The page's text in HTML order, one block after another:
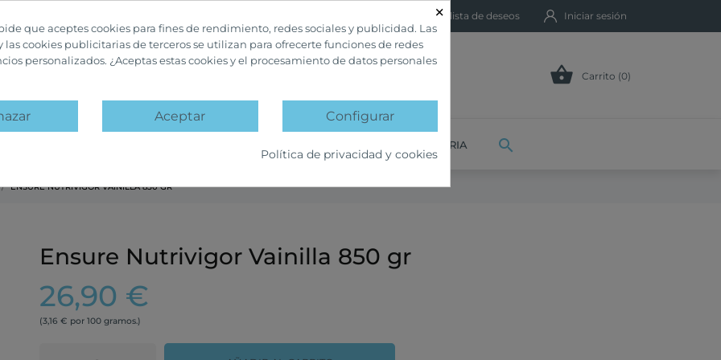
Mi lista de deseos Iniciar sesión
 Carrito (0)
VETERINARIA 
ENSURE NUTRIVIGOR VAINILLA 850 GR
Ensure Nutrivigor Vainilla 850 gr
26,90 €
(3,16 € por 100 gramos.)
×
que aceptes cookies para fines de rendimiento, redes sociales y publicidad. Las
las cookies publicitarias de terceros se utilizan para ofrecerte funciones de redes
personalizados. ¿Aceptas estas cookies y el procesamiento de datos personales
Aceptar Configurar
Política de privacidad y cookies